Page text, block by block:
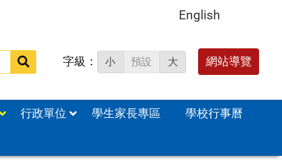
English
搜
字級： 小 預設 大 網站導覽
行政單位 學生家長專區
學校行事曆